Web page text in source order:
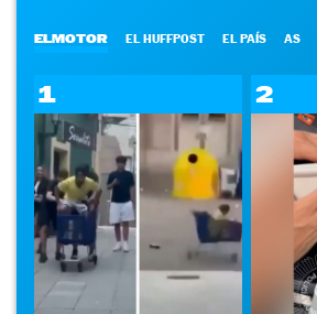
ELMOTOR EL HUFFPOST EL PAÍS AS
1 2